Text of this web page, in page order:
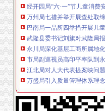
万州局七措并举开展查处取缔
巴南局一品所四举措开展儿童
武隆县委书记刘旗对武隆局
永川局深化基层工商所属地
市局副巡视员高印平率队到
江北局对人大代表提案映问题
万盛局引入质量管理体系理
石柱局突出“四个重点”推进干
奉节局永安西城所四项措施
忠县局石宝所助推土地流转促